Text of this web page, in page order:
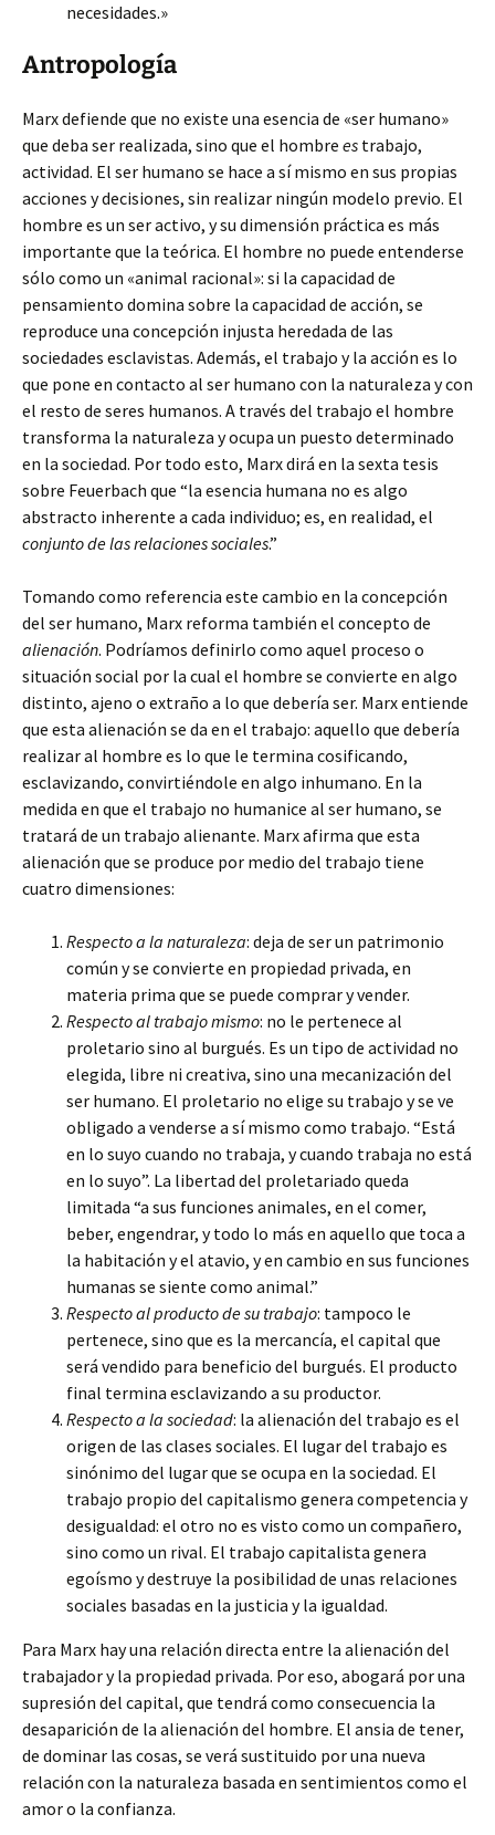
necesidades.»
Antropología
Marx defiende que no existe una esencia de «ser humano»
que deba ser realizada, sino que el hombre es trabajo,
actividad. El ser humano se hace a sí mismo en sus propias
acciones y decisiones, sin realizar ningún modelo previo. El
hombre es un ser activo, y su dimensión práctica es más
importante que la teórica. El hombre no puede entenderse
sólo como un «animal racional»: si la capacidad de
pensamiento domina sobre la capacidad de acción, se
reproduce una concepción injusta heredada de las
sociedades esclavistas. Además, el trabajo y la acción es lo
que pone en contacto al ser humano con la naturaleza y con
el resto de seres humanos. A través del trabajo el hombre
transforma la naturaleza y ocupa un puesto determinado
en la sociedad. Por todo esto, Marx dirá en la sexta tesis
sobre Feuerbach que “la esencia humana no es algo
abstracto inherente a cada individuo; es, en realidad, el
conjunto de las relaciones sociales.”
Tomando como referencia este cambio en la concepción
del ser humano, Marx reforma también el concepto de
alienación. Podríamos definirlo como aquel proceso o
situación social por la cual el hombre se convierte en algo
distinto, ajeno o extraño a lo que debería ser. Marx entiende
que esta alienación se da en el trabajo: aquello que debería
realizar al hombre es lo que le termina cosificando,
esclavizando, convirtiéndole en algo inhumano. En la
medida en que el trabajo no humanice al ser humano, se
tratará de un trabajo alienante. Marx afirma que esta
alienación que se produce por medio del trabajo tiene
cuatro dimensiones:
Respecto a la naturaleza: deja de ser un patrimonio
común y se convierte en propiedad privada, en
materia prima que se puede comprar y vender.
Respecto al trabajo mismo: no le pertenece al
proletario sino al burgués. Es un tipo de actividad no
elegida, libre ni creativa, sino una mecanización del
ser humano. El proletario no elige su trabajo y se ve
obligado a venderse a sí mismo como trabajo. “Está
en lo suyo cuando no trabaja, y cuando trabaja no está
en lo suyo”. La libertad del proletariado queda
limitada “a sus funciones animales, en el comer,
beber, engendrar, y todo lo más en aquello que toca a
la habitación y el atavio, y en cambio en sus funciones
humanas se siente como animal.”
Respecto al producto de su trabajo: tampoco le
pertenece, sino que es la mercancía, el capital que
será vendido para beneficio del burgués. El producto
final termina esclavizando a su productor.
Respecto a la sociedad: la alienación del trabajo es el
origen de las clases sociales. El lugar del trabajo es
sinónimo del lugar que se ocupa en la sociedad. El
trabajo propio del capitalismo genera competencia y
desigualdad: el otro no es visto como un compañero,
sino como un rival. El trabajo capitalista genera
egoísmo y destruye la posibilidad de unas relaciones
sociales basadas en la justicia y la igualdad.
Para Marx hay una relación directa entre la alienación del
trabajador y la propiedad privada. Por eso, abogará por una
supresión del capital, que tendrá como consecuencia la
desaparición de la alienación del hombre. El ansia de tener,
de dominar las cosas, se verá sustituido por una nueva
relación con la naturaleza basada en sentimientos como el
amor o la confianza.